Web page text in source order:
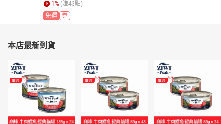
1 % (賺43點)
免運
券
本店最新到貨